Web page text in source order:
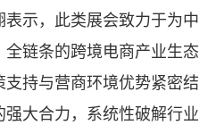
示，此类展会致力于为中
链条的跨境电商产业生态
持与营商环境优势紧密结
大合力，系统性破解行业